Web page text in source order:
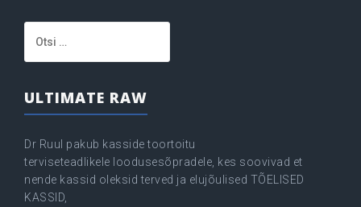
ULTIMATE RAW
Dr Ruul pakub kasside toortoitu
terviseteadlikele loodusesõpradele, kes soovivad et
nende kassid oleksid terved ja elujõulised TÕELISED
KASSID,